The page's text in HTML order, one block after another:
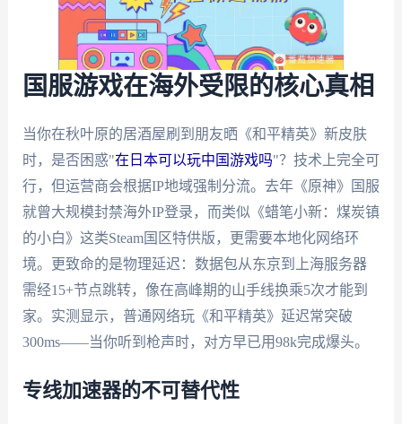
国服游戏在海外受限的核心真相
当你在秋叶原的居酒屋刷到朋友晒《和平精英》新皮肤
时，是否困惑"在日本可以玩中国游戏吗"？技术上完全可
行，但运营商会根据IP地域强制分流。去年《原神》国服
就曾大规模封禁海外IP登录，而类似《蜡笔小新：煤炭镇
的小白》这类Steam国区特供版，更需要本地化网络环
境。更致命的是物理延迟：数据包从东京到上海服务器
需经15+节点跳转，像在高峰期的山手线换乘5次才能到
家。实测显示，普通网络玩《和平精英》延迟常突破
300ms——当你听到枪声时，对方早已用98k完成爆头。
专线加速器的不可替代性